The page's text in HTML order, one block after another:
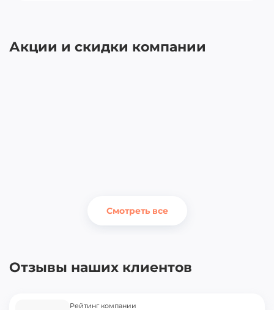
Акции и скидки компании
Смотреть все
Отзывы наших клиентов
Рейтинг компании